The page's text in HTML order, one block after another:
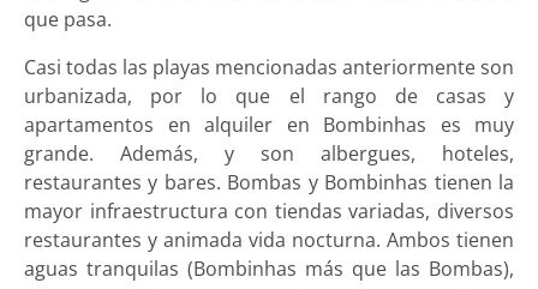
que pasa.
Casi todas las playas mencionadas anteriormente son
urbanizada, por lo que el rango de casas y
apartamentos en alquiler en Bombinhas es muy
grande. Además, y son albergues, hoteles,
restaurantes y bares. Bombas y Bombinhas tienen la
mayor infraestructura con tiendas variadas, diversos
restaurantes y animada vida nocturna. Ambos tienen
aguas tranquilas (Bombinhas más que las Bombas),